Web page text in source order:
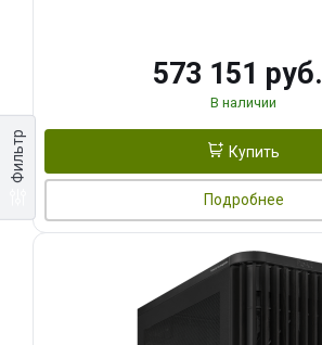
Фильтр
573 151 руб.
В наличии
Купить
Подробнее